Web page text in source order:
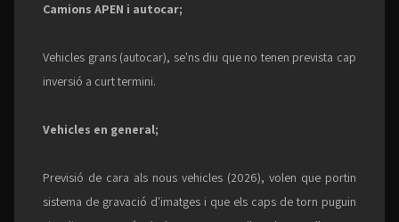
Camions APEN i autocar;
Vehicles grans (autocar), se'ns diu que no tenen prevista cap
inversió a curt termini.
Vehicles en general;
Previsió de cara als nous vehicles (2026), volen que portin
sistema de gravació d'imatges i que els caps de torn puguin